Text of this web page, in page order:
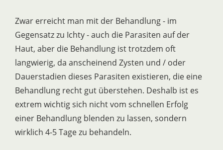
Zwar erreicht man mit der Behandlung - im
Gegensatz zu Ichty - auch die Parasiten auf der
Haut, aber die Behandlung ist trotzdem oft
langwierig, da anscheinend Zysten und / oder
Dauerstadien dieses Parasiten existieren, die eine
Behandlung recht gut überstehen. Deshalb ist es
extrem wichtig sich nicht vom schnellen Erfolg
einer Behandlung blenden zu lassen, sondern
wirklich 4-5 Tage zu behandeln.